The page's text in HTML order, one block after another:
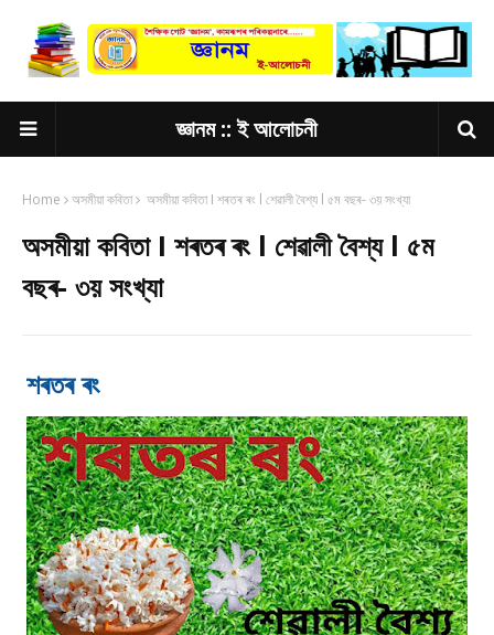
জ্ঞানম :: ই আলোচনী
Home অসমীয়া কবিতা অসমীয়া কবিতা I শৰতৰ ৰং l শেৱালী বৈশ্য l ৫ম বছৰ- ৩য় সংখ্যা
অসমীয়া কবিতা I শৰতৰ ৰং l শেৱালী বৈশ্য l ৫ম
বছৰ- ৩য় সংখ্যা
শৰতৰ ৰং